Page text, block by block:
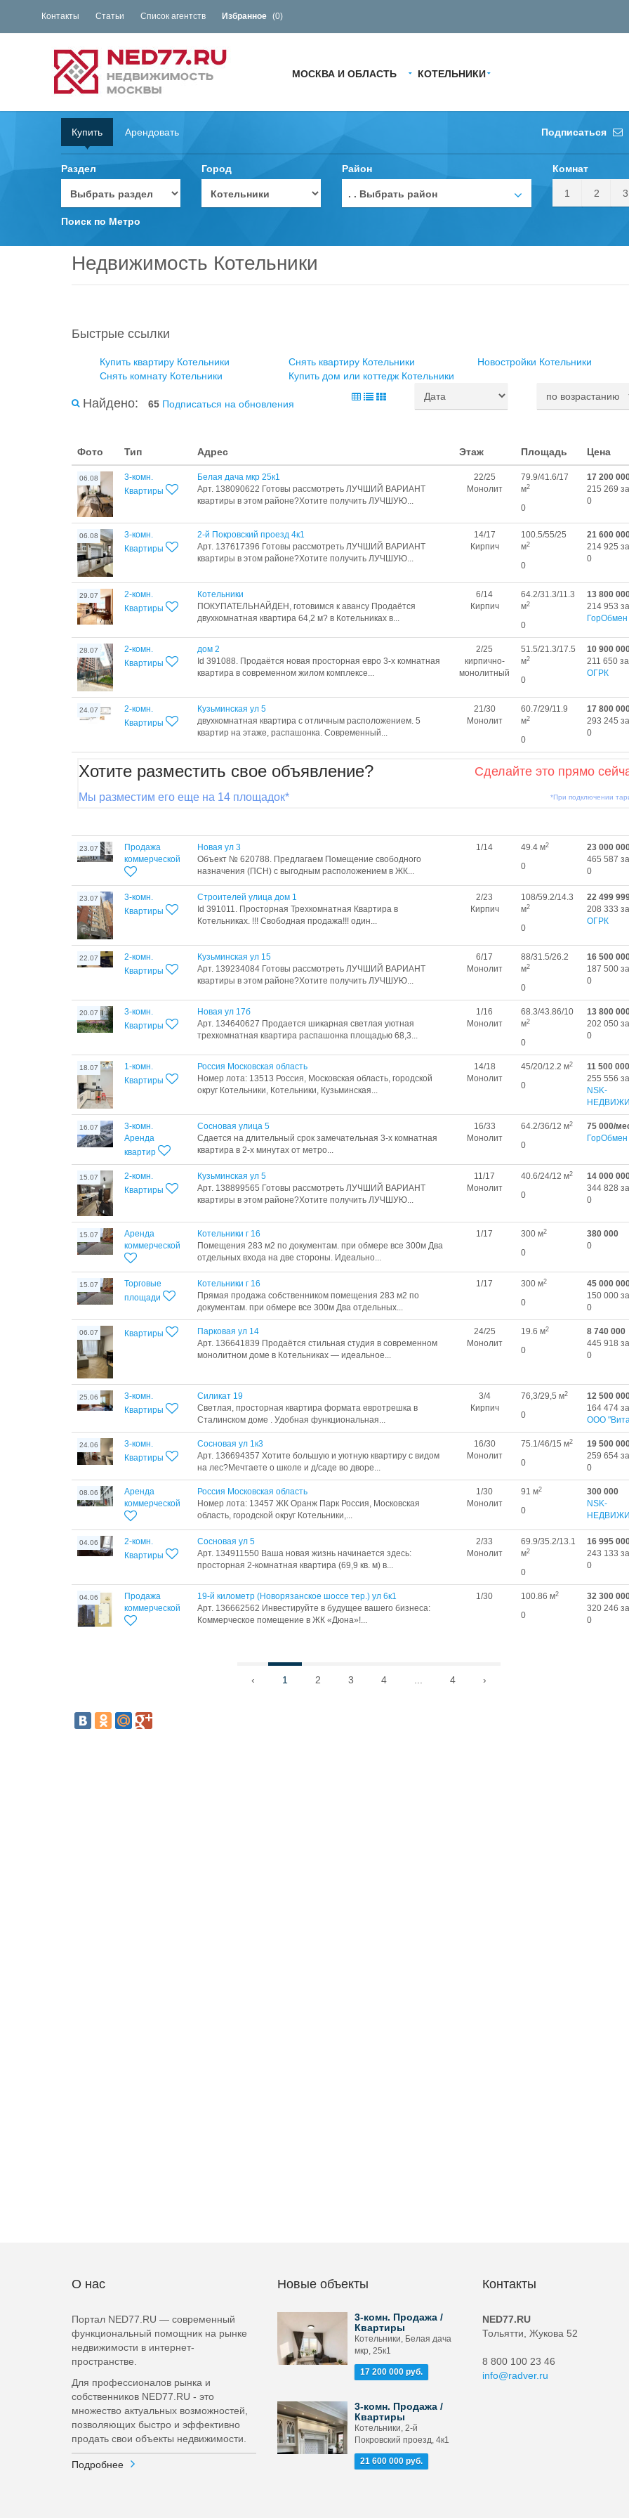
Контакты Статьи Список агентств Избранное (0)
МОСКВА И ОБЛАСТЬ КОТЕЛЬНИКИ
Купить Арендовать Подписаться
Раздел Город Район
. . Выбрать район
Комнат
1 2 3
Поиск по Метро
Недвижимость Котельники
Быстрые ссылки
Купить квартиру Котельники Снять квартиру Котельники
Новостройки Котельники
Снять комнату Котельники
Купить дом или коттедж Котельники
Найдено: 65 Подписаться на обновления
Фото Тип Адрес Этаж Площадь Цена
06.08
3-комн.
Квартиры
Белая дача мкр 25к1
Арт. 138090622 Готовы рассмотреть ЛУЧШИЙ ВАРИАНТ
квартиры в этом районе?Хотите получить ЛУЧШУЮ...
22/25
Монолит
79.9/41.6/17
м2
0
17 200
215 269
0
06.08
3-комн.
Квартиры
2-й Покровский проезд 4к1
Арт. 137617396 Готовы рассмотреть ЛУЧШИЙ ВАРИАНТ
квартиры в этом районе?Хотите получить ЛУЧШУЮ...
14/17
Кирпич
100.5/55/25
м2
0
21 600
214 925
0
29.07
2-комн.
Квартиры
Котельники
ПОКУПАТЕЛЬНАЙДЕН, готовимся к авансу Продаётся
двухкомнатная квартира 64,2 м? в Котельниках в...
6/14
Кирпич
64.2/31.3/11.3
м2
0
13 800
214 953
ГорОбмен
28.07
2-комн.
Квартиры
дом 2
Id 391088. Продаётся новая просторная евро 3-х комнатная
квартира в современном жилом комплексе...
2/25
кирпично-
монолитный
51.5/21.3/17.5
м2
0
10 900
211 650
ОГРК
24.07
2-комн.
Квартиры
Кузьминская ул 5
двухкомнатная квартира с отличным расположением. 5
квартир на этаже, распашонка. Современный...
21/30
Монолит
60.7/29/11.9
м2
0
17 800
293 245
0
Хотите разместить свое объявление?
Мы разместим его еще на 14 площадок*
Сделайте это прямо
*При подключении
23.07
Продажа
коммерческой
Новая ул 3
Объект № 620788. Предлагаем Помещение свободного
назначения (ПСН) с выгодным расположением в ЖК...
1/14 49.4 м2
0
23 000
465 587
0
23.07
3-комн.
Квартиры
Строителей улица дом 1
Id 391011. Просторная Трехкомнатная Квартира в
Котельниках. !!! Свободная продажа!!! один...
2/23
Кирпич
108/59.2/14.3
м2
0
22 499
208 333
ОГРК
22.07
2-комн.
Квартиры
Кузьминская ул 15
Арт. 139234084 Готовы рассмотреть ЛУЧШИЙ ВАРИАНТ
квартиры в этом районе?Хотите получить ЛУЧШУЮ...
6/17
Монолит
88/31.5/26.2
м2
0
16 500
187 500
0
20.07
3-комн.
Квартиры
Новая ул 17б
Арт. 134640627 Продается шикарная светлая уютная
трехкомнатная квартира распашонка площадью 68,3...
1/16
Монолит
68.3/43.86/10
м2
0
13 800
202 050
0
18.07
1-комн.
Квартиры
Россия Московская область
Номер лота: 13513 Россия, Московская область, городской
округ Котельники, Котельники, Кузьминская...
14/18
Монолит
45/20/12.2 м2
0
11 500 000
255 556
NSK-
16.07
3-комн.
Аренда
квартир
Сосновая улица 5
Сдается на длительный срок замечательная 3-х комнатная
квартира в 2-х минутах от метро...
16/33
Монолит
64.2/36/12 м2
0
75 000/
ГорОбмен
15.07
2-комн.
Квартиры
Кузьминская ул 5
Арт. 138899565 Готовы рассмотреть ЛУЧШИЙ ВАРИАНТ
квартиры в этом районе?Хотите получить ЛУЧШУЮ...
11/17
Монолит
40.6/24/12 м2
0
14 000
344 828
0
15.07
Аренда
коммерческой
Котельники г 16
Помeщения 283 м2 по документам. при обмере все 300м Два
отдельных входа на две стороны. Идеально...
1/17 300 м2
0
380 000
0
15.07
Торговые
площади
Котельники г 16
Прямaя пpoдажа coбственником помeщения 283 м2 по
документам. при обмере все 300м Два отдельных...
1/17 300 м2
0
45 000
150 000
0
06.07 Квартиры
Парковая ул 14
Арт. 136641839 Продаётся стильная студия в современном
монолитном доме в Котельниках — идеальное...
24/25
Монолит
19.6 м2
0
8 740 000
445 918
0
25.06
3-комн.
Квартиры
Силикат 19
Светлая, просторная квартира формата евротрешка в
Сталинском доме . Удобная функциональная...
3/4
Кирпич
76,3/29,5 м2
0
12 500
164 474
ООО
24.06
3-комн.
Квартиры
Сосновая ул 1к3
Арт. 136694357 Хотите большую и уютную квартиру с видом
на лес?Мечтаете о школе и д/саде во дворе...
16/30
Монолит
75.1/46/15 м2
0
19 500
259 654
0
08.06
Аренда
коммерческой
Россия Московская область
Номер лота: 13457 ЖК Оранж Парк Россия, Московская
область, городской округ Котельники,...
1/30
Монолит
91 м2
0
300 000
NSK-
04.06
2-комн.
Квартиры
Сосновая ул 5
Арт. 134911550 Ваша новая жизнь начинается здесь:
просторная 2‑комнатная квартира (69,9 кв. м) в...
2/33
Монолит
69.9/35.2/13.1
м2
0
16 995
243 133
0
04.06
Продажа
коммерческой
19-й километр (Новорязанское шоссе тер.) ул 6к1
Арт. 136662562 Инвестируйте в будущее вашего бизнеса:
Коммерческое помещение в ЖК «Дюна»!...
1/30 100.86 м2
0
32 300
320 246
0
‹ 1 2 3 4 4 ›
О нас
Портал NED77.RU — современный
функциональный помощник на рынке
недвижимости в интернет-
пространстве.
Для профессионалов рынка и
собственников NED77.RU - это
множество актуальных возможностей,
позволяющих быстро и эффективно
продать свои объекты недвижимости.
Подробнее
Новые объекты
3-комн. Продажа /
Квартиры
Котельники, Белая дача
мкр, 25к1
17 200 000 руб.
3-комн. Продажа /
Квартиры
Котельники, 2-й
Покровский проезд, 4к1
21 600 000 руб.
Контакты
NED77.RU
Тольятти, Жукова 52
8 800 100 23 46
info@radver.ru